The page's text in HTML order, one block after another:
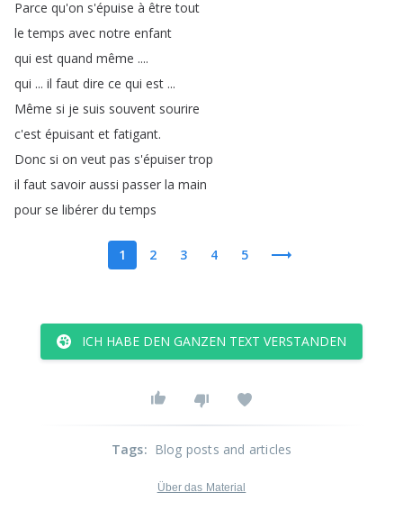
Parce qu'on s'épuise à être tout
le temps avec notre enfant
qui est quand même ....
qui ... il faut dire ce qui est ...
Même si je suis souvent sourire
c'est épuisant et fatigant.
Donc si on veut pas s'épuiser trop
il faut savoir aussi passer la main
pour se libérer du temps
1 2 3 4 5
ICH HABE DEN GANZEN TEXT VERSTANDEN
Tags: Blog posts and articles
Über das Material